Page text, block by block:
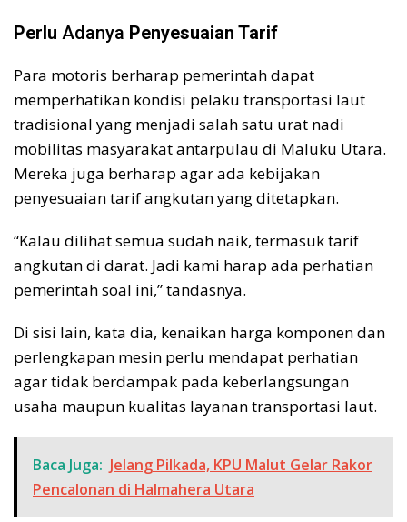
Perlu Adanya Penyesuaian Tarif
Para motoris berharap pemerintah dapat
memperhatikan kondisi pelaku transportasi laut
tradisional yang menjadi salah satu urat nadi
mobilitas masyarakat antarpulau di Maluku Utara.
Mereka juga berharap agar ada kebijakan
penyesuaian tarif angkutan yang ditetapkan.
“Kalau dilihat semua sudah naik, termasuk tarif
angkutan di darat. Jadi kami harap ada perhatian
pemerintah soal ini,” tandasnya.
Di sisi lain, kata dia, kenaikan harga komponen dan
perlengkapan mesin perlu mendapat perhatian
agar tidak berdampak pada keberlangsungan
usaha maupun kualitas layanan transportasi laut.
Baca Juga: Jelang Pilkada, KPU Malut Gelar Rakor
Pencalonan di Halmahera Utara